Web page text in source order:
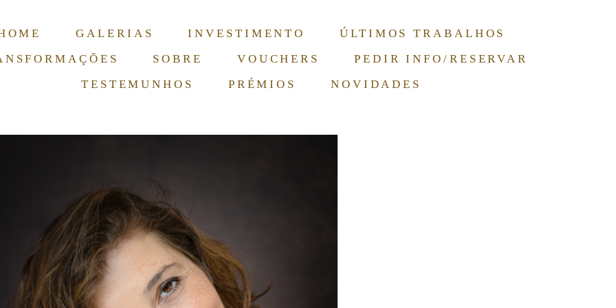
GALERIAS INVESTIMENTO
ÚLTIMOS TRABALHOS
SOBRE VOUCHERS
PEDIR INFO/RESERVAR
TESTEMUNHOS
PRÉMIOS NOVIDADES